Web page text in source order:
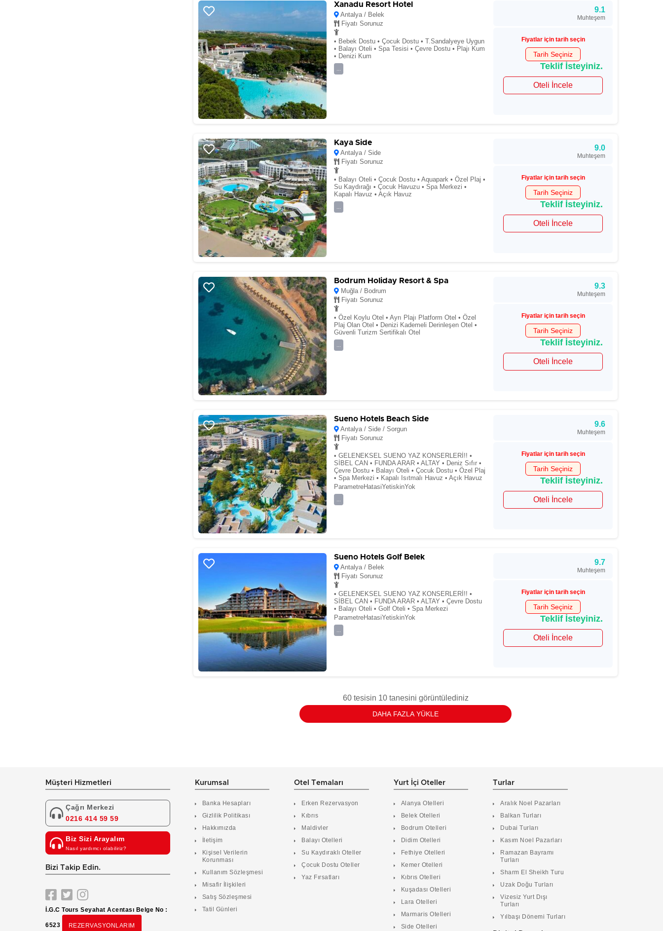
Xanadu Resort Hotel
Antalya / Belek
Fiyatı Sorunuz
• Bebek Dostu • Çocuk Dostu • T.Sandalyeye Uygun
• Balayı Oteli • Spa Tesisi • Çevre Dostu • Plajı Kum
• Denizi Kum
9.1
Muhteşem
Fiyatlar için tarih seçin
Tarih Seçiniz
Teklif İsteyiniz.
Oteli İncele
Kaya Side
Antalya / Side
Fiyatı Sorunuz
• Balayı Oteli • Çocuk Dostu • Aquapark • Özel Plaj •
Su Kaydırağı • Çocuk Havuzu • Spa Merkezi •
Kapalı Havuz • Açık Havuz
9.0
Muhteşem
Fiyatlar için tarih seçin
Tarih Seçiniz
Teklif İsteyiniz.
Oteli İncele
Bodrum Holiday Resort & Spa
Muğla / Bodrum
Fiyatı Sorunuz
• Özel Koylu Otel • Ayrı Plajı Platform Otel • Özel
Plaj Olan Otel • Denizi Kademeli Derinleşen Otel •
Güvenli Turizm Sertifikalı Otel
9.3
Muhteşem
Fiyatlar için tarih seçin
Tarih Seçiniz
Teklif İsteyiniz.
Oteli İncele
Sueno Hotels Beach Side
Antalya / Side / Sorgun
Fiyatı Sorunuz
• GELENEKSEL SUENO YAZ KONSERLERİ!! •
SİBEL CAN • FUNDA ARAR • ALTAY • Deniz Sıfır •
Çevre Dostu • Balayı Oteli • Çocuk Dostu • Özel Plaj
• Spa Merkezi • Kapalı Isıtmalı Havuz • Açık Havuz
ParametreHatasiYetiskinYok
9.6
Muhteşem
Fiyatlar için tarih seçin
Tarih Seçiniz
Teklif İsteyiniz.
Oteli İncele
Sueno Hotels Golf Belek
Antalya / Belek
Fiyatı Sorunuz
• GELENEKSEL SUENO YAZ KONSERLERİ!! •
SİBEL CAN • FUNDA ARAR • ALTAY • Çevre Dostu
• Balayı Oteli • Golf Oteli • Spa Merkezi
ParametreHatasiYetiskinYok
9.7
Muhteşem
Fiyatlar için tarih seçin
Tarih Seçiniz
Teklif İsteyiniz.
Oteli İncele
60 tesisin 10 tanesini görüntülediniz
DAHA FAZLA YÜKLE
Müşteri Hizmetleri
Çağrı Merkezi
0216 414 59 59
Biz Sizi Arayalım
Nasıl yardımcı olabiliriz?
Bizi Takip Edin.
İ.G.C Tours Seyahat Acentası Belge No :
6523 REZERVASYONLARIM
Kurumsal
Banka Hesapları
Gizlilik Politikası
Hakkımızda
İletişim
Kişisel Verilerin
Korunması
Kullanım Sözleşmesi
Misafir İlişkileri
Satış Sözleşmesi
Tatil Günleri
Otel Temaları
Erken Rezervasyon
Kıbrıs
Maldivler
Balayı Otelleri
Su Kaydıraklı Oteller
Çocuk Dostu Oteller
Yaz Fırsatları
Yurt İçi Oteller
Alanya Otelleri
Belek Otelleri
Bodrum Otelleri
Didim Otelleri
Fethiye Otelleri
Kemer Otelleri
Kıbrıs Otelleri
Kuşadası Otelleri
Lara Otelleri
Marmaris Otelleri
Side Otelleri
Turlar
Aralık Noel Pazarları
Balkan Turları
Dubai Turları
Kasım Noel Pazarları
Ramazan Bayramı
Turları
Sharm El Sheikh Turu
Uzak Doğu Turları
Vizesiz Yurt Dışı
Turları
Yılbaşı Dönemi Turları